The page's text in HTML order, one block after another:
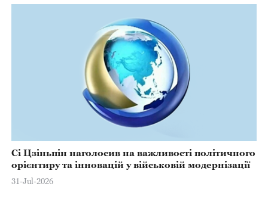
Сі Цзіньпін наголосив на важливості політичного
орієнтиру та інновацій у військовій модернізації
31-Jul-2026